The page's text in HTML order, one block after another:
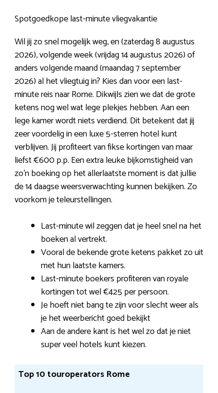
Spotgoedkope last-minute vliegvakantie
Wil jij zo snel mogelijk weg, en (zaterdag 8 augustus
2026), volgende week (vrijdag 14 augustus 2026) of
anders volgende maand (maandag 7 september
2026) al het vliegtuig in? Kies dan voor een last-
minute reis naar Rome. Dikwijls zien we dat de grote
ketens nog wel wat lege plekjes hebben. Aan een
lege kamer wordt niets verdiend. Dit betekent dat jij
zeer voordelig in een luxe 5-sterren hotel kunt
verblijven. Jij profiteert van fikse kortingen van maar
liefst €600 p.p. Een extra leuke bijkomstigheid van
zo’n boeking op het allerlaatste moment is dat jullie
de 14 daagse weersverwachting kunnen bekijken. Zo
voorkom je teleurstellingen.
Last-minute wil zeggen dat je heel snel na het
boeken al vertrekt.
Vooral de bekende grote ketens pakket zo uit
met hun laatste kamers.
Last-minute boekers profiteren van royale
kortingen tot wel €425 per persoon.
Je hoeft niet bang te zijn voor slecht weer als
je het weerbericht goed bekijkt
Aan de andere kant is het wel zo dat je niet
super veel hotels kunt kiezen.
Top 10 touroperators Rome